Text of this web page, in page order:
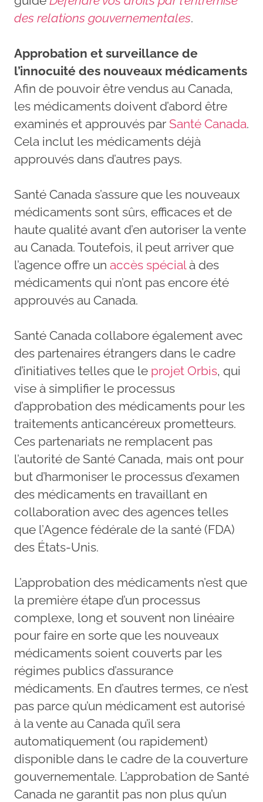
des relations gouvernementales.
Approbation et surveillance de
l’innocuité des nouveaux médicaments
Afin de pouvoir être vendus au Canada,
les médicaments doivent d’abord être
examinés et approuvés par Santé Canada.
Cela inclut les médicaments déjà
approuvés dans d’autres pays.
Santé Canada s’assure que les nouveaux
médicaments sont sûrs, efficaces et de
haute qualité avant d’en autoriser la vente
au Canada. Toutefois, il peut arriver que
l’agence offre un accès spécialà des
médicaments qui n’ont pas encore été
approuvés au Canada.
Santé Canada collabore également avec
des partenaires étrangers dans le cadre
d’initiatives telles que le projet Orbis, qui
vise à simplifier le processus
d’approbation des médicaments pour les
traitements anticancéreux prometteurs.
Ces partenariats ne remplacent pas
l’autorité de Santé Canada, mais ont pour
but d’harmoniser le processus d’examen
des médicaments en travaillant en
collaboration avec des agences telles
que l’Agence fédérale de la santé (FDA)
des États-Unis.
L’approbation des médicaments n’est que
la première étape d’un processus
complexe, long et souvent non linéaire
pour faire en sorte que les nouveaux
médicaments soient couverts par les
régimes publics d’assurance
médicaments. En d’autres termes, ce n’est
pas parce qu’un médicament est autorisé
à la vente au Canada qu’il sera
automatiquement (ou rapidement)
disponible dans le cadre de la couverture
gouvernementale. L’approbation de Santé
Canada ne garantit pas non plus qu’un